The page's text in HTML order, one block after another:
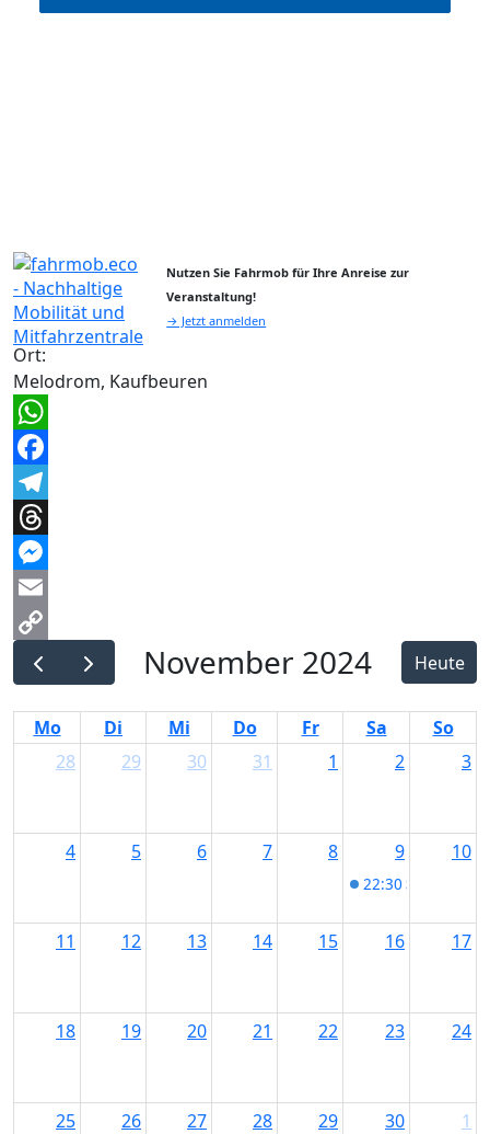
Nutzen Sie Fahrmob für Ihre Anreise zur
Veranstaltung!
→ Jetzt anmelden
Ort:
Melodrom, Kaufbeuren
WhatsApp
Facebook
Telegram
Threads
Messenger
Email
Copy
Link
November 2024 Heute
Mo Di Mi Do Fr Sa
So
28
29 30 31 1 2 3
4 5 6 7 8 9
22:30 Start Date
10
11 12 13 14 15 16 17
18 19 20 21 22 23 24
25 26 27 28 29 30 1